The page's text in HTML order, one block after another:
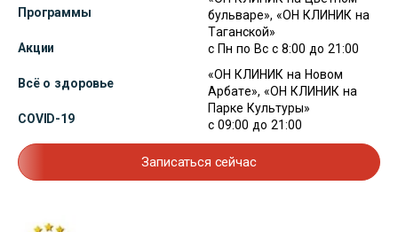
Программы
Акции
Всё о здоровье
COVID-19
бульваре», «ОН КЛИНИК на
Таганской»
с Пн по Вс с 8:00 до 21:00
«ОН КЛИНИК на Новом
Арбате», «ОН КЛИНИК на
Парке Культуры»
с 09:00 до 21:00
Записаться сейчас